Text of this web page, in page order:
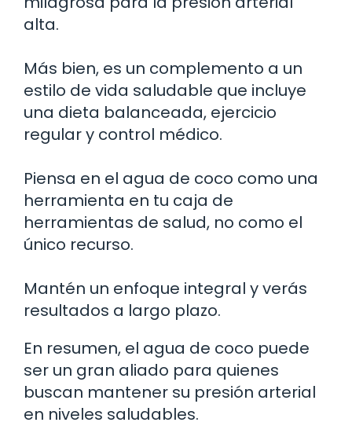
alta.
Más bien, es un complemento a un
estilo de vida saludable que incluye
una dieta balanceada, ejercicio
regular y control médico.
Piensa en el agua de coco como una
herramienta en tu caja de
herramientas de salud, no como el
único recurso.
Mantén un enfoque integral y verás
resultados a largo plazo.
En resumen, el agua de coco puede
ser un gran aliado para quienes
buscan mantener su presión arterial
en niveles saludables.